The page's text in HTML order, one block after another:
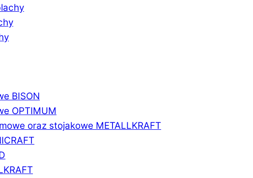
BISON
OPTIMUM
oraz stojakowe METALLKRAFT